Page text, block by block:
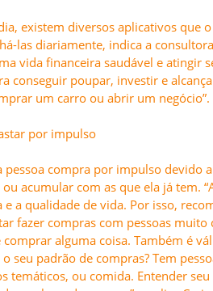
existem diversos aplicativos que
las diariamente, indica a
vida financeira saudável e atingir
conseguir poupar, investir e
um carro ou abrir um negócio”.
por impulso
pessoa compra por impulso devido
acumular com as que ela já tem.
e a qualidade de vida. Por isso,
fazer compras com pessoas
comprar alguma coisa. Também é
seu padrão de compras? Tem
temáticos, ou comida. Entender